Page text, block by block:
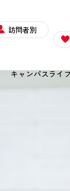
訪問者別
キャンパスライ